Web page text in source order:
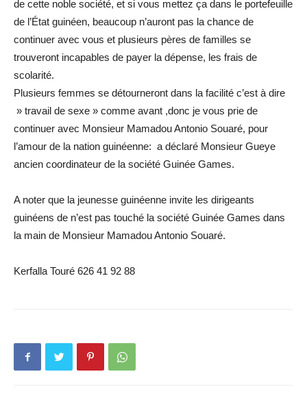
de cette noble société, et si vous mettez ça dans le portefeuille
de l’État guinéen, beaucoup n’auront pas la chance de
continuer avec vous et plusieurs pères de familles se
trouveront incapables de payer la dépense, les frais de
scolarité.
Plusieurs femmes se détourneront dans la facilité c’est à dire
» travail de sexe » comme avant ,donc je vous prie de
continuer avec Monsieur Mamadou Antonio Souaré, pour
l’amour de la nation guinéenne: a déclaré Monsieur Gueye
ancien coordinateur de la société Guinée Games.
A noter que la jeunesse guinéenne invite les dirigeants
guinéens de n’est pas touché la société Guinée Games dans
la main de Monsieur Mamadou Antonio Souaré.
Kerfalla Touré 626 41 92 88